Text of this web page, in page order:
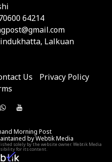
64214
Lalkuan
Us
Privacy Policy
Join
WhatsApp
Group
Subscribe
YouTube
Channel
on
Telegram
Morning Post
by Webtik Media
solely by the website owner. Webtik Media
for its content.